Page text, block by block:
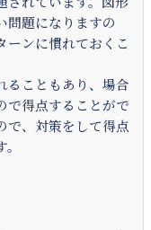
問題になりますの
ーンに慣れておくこ
ることもあり、場合
で得点することがで
で、対策をして得点